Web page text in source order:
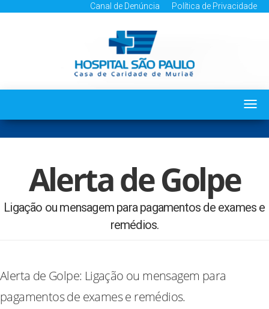
Canal de Denúncia Política de Privacidade
Alerta de Golpe
Ligação ou mensagem para pagamentos de exames e
remédios.
Alerta de Golpe: Ligação ou mensagem para
pagamentos de exames e remédios.